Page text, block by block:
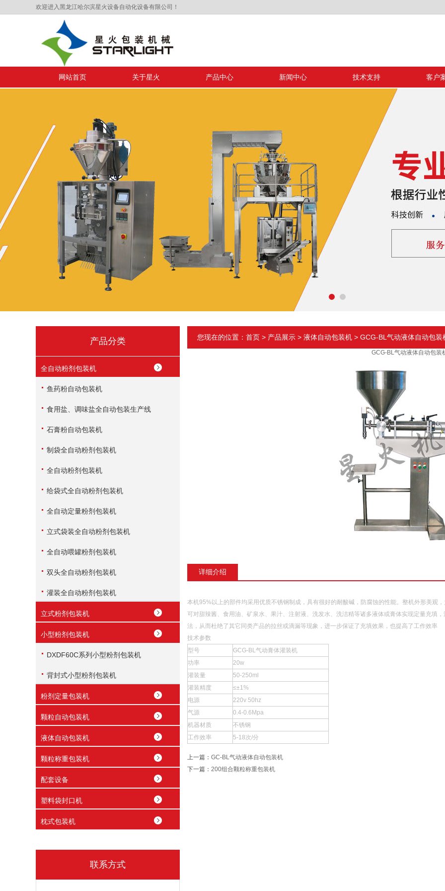
欢迎进入黑龙江哈尔滨星火设备自动化设备有限公司！
网站首页 关于星火 产品中心 新闻中心 技术支持 客户
产品分类
全自动粉剂包装机
鱼药粉自动包装机
食用盐、调味盐全自动包装生产线
石膏粉自动包装机
制袋全自动粉剂包装机
全自动粉剂包装机
给袋式全自动粉剂包装机
全自动定量粉剂包装机
立式袋装全自动粉剂包装机
全自动喂罐粉剂包装机
双头全自动粉剂包装机
灌装全自动粉剂包装机
立式粉剂包装机
小型粉剂包装机
DXDF60C系列小型粉剂包装机
背封式小型粉剂包装机
粉剂定量包装机
颗粒自动包装机
液体自动包装机
颗粒称重包装机
配套设备
塑料袋封口机
枕式包装机
联系方式
您现在的位置： 首页 > 产品展示 > 液体自动包装机 > GCG-BL气动液体自动包装
GCG-BL气动液体自动包装
详细介绍
本机95%以上的部件均采用优质不锈钢制成，具有很好的耐酸碱，防腐蚀的性能。整机外形美观
可对甜辣酱、食用油、矿泉水、果汁、注射液、洗发水、洗洁精等诸多液体或膏体实现定量充填
法，从而杜绝了其它同类产品的拉丝或滴漏等现象，进一步保证了充填效果，也提高了工作效率
技术参数
型号
GCG-BL气动膏体灌装机
功率
20w
灌装量
50-250ml
灌装精度
≤±1%
电源
220v 50hz
气源
0.4-0.6Mpa
机器材质
不锈钢
工作效率
5-18次/分
上一篇： GC-BL气动液体自动包装机
下一篇： 200组合颗粒称重包装机